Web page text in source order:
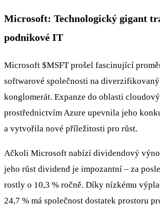
Microsoft: Technologický gigant
podnikové IT
Microsoft $MSFTprošel fascinující
softwarové společnosti na
konglomerát. Expanze do oblasti
prostřednictvím Azure upevnila jeho
a vytvořila nové příležitosti pro růst.
Ačkoli Microsoft nabízí dividendový
jeho růst dividend je impozantní – za
rostly o 10,3 % ročně. Díky nízkému
24,7 % má společnost dostatek prostoru